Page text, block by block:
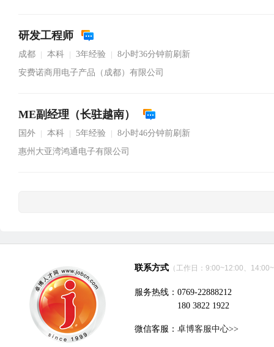
研发工程师
成都 本科 3年经验
8小时36分钟前刷新
安费诺商用电子产品（成都）有限公司
ME副经理（长驻越南）
国外 本科 5年经验
8小时46分钟前刷新
惠州大亚湾鸿通电子有限公司
联系方式 （工作日：9:00~12:00、
服务热线：0769-22888212
180 3822 1922
微信客服： 卓博客服中心>>